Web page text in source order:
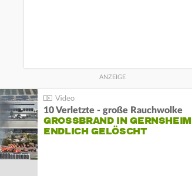
10 Verletzte - große Rauchwolke
GROSSBRAND IN GERNSHEIM E
NDLICH GELÖSCHT